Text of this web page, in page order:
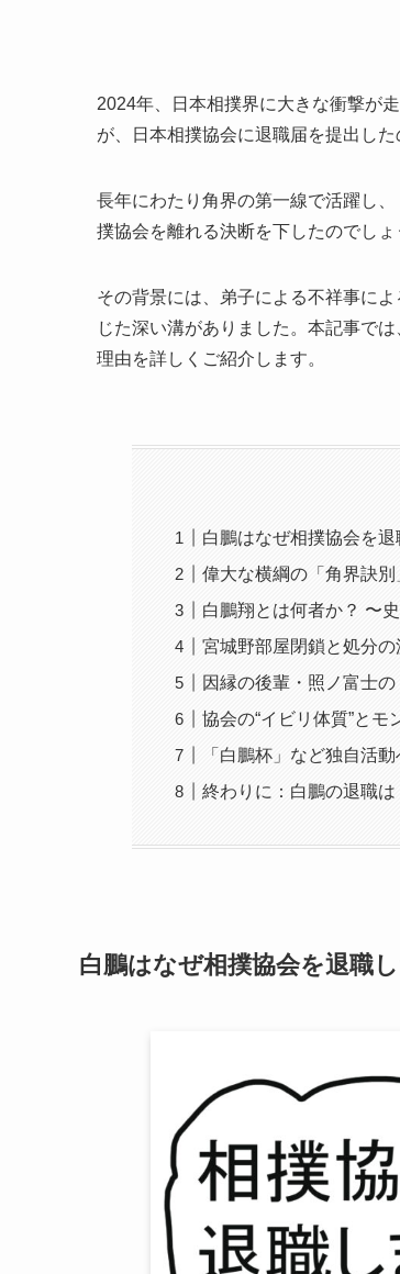
2024年、日本相撲界に大きな衝撃が
が、日本相撲協会に退職届を提出した
長年にわたり角界の第一線で活躍し
撲協会を離れる決断を下したのでしょ
その背景には、弟子による不祥事に
じた深い溝がありました。本記事で
理由を詳しくご紹介します。
白鵬はなぜ相撲協会を退
偉大な横綱の「角界訣別
白鵬翔とは何者か？ 〜
宮城野部屋閉鎖と処分の
因縁の後輩・照ノ富士
協会の“イビリ体質”とモ
「白鵬杯」など独自活
終わりに：白鵬の退職
白鵬はなぜ相撲協会を退職